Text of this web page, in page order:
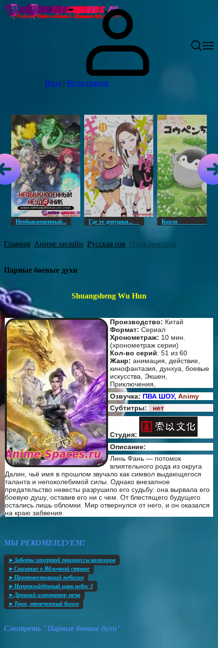
Вход | Регистрация
Необыкновенный... Где те девушки... Копэн
Главная Аниме онлайн Русская озв Приключения
Парные боевые духи
Shuangsheng Wu Hun
Производство: Китай
Формат: Сериал
Хронометраж: 10 мин.
(хронометраж серии)
Кол-во серий: 51 из 60
Жанр: анимация, действие,
кинофантазия, дунхуа, боевые
искусства, Экшен,
Приключения,
Озвучка: ПВА ШОУ, Animy
Субтитры:
нет
Студия:
Описание:
Линь Фань — потомок
влиятельного рода из округа
Далин, чьё имя в прошлом звучало как символ выдающегося
таланта и непоколебимой силы. Однако внезапное
предательство невесты разрушило его судьбу: она вырвала его
боевую душу, оставив его ни с чем. От блестящего будущего
остались лишь обломки. Мир отвернулся от него, и он оказался
на краю забвения.
МЫ РЕКОМЕНДУЕМ!
►Заботы запертой принцессы вампиров
►Сказание о Яблочной стране
►Противостоящий небесам
►Непревзойдённый царь небес 3
►Древний император меча
►Трон, отмеченный богом
Смотреть "Парные боевые духи"